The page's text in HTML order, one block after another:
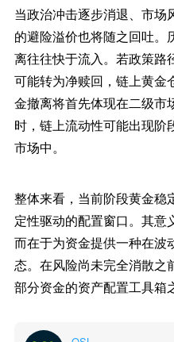
当政治冲击逐步消退、市场
的避险溢价也将随之回吐。
离往往快于流入。若政策路
可能转为净赎回，链上黄金
金撤离将首先体现在二级市
时，链上流动性可能出现阶
市场中。
整体来看，当前阶段黄金稳
定性驱动的配置窗口。其意
而在于为资金提供一种在波
态。在风险尚未完全消散之
部分资金的资产配置工具箱